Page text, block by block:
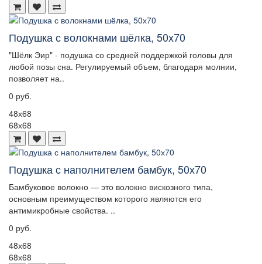
Подушка с волокнами шёлка, 50х70
"Шёлк Эир" - подушка со средней поддержкой головы для
любой позы сна. Регулируемый объем, благодаря молнии,
позволяет на..
0 руб.
48х68
68х68
Подушка с наполнителем бамбук, 50х70
Бамбуковое волокно — это волокно вискозного типа,
основным преимуществом которого являются его
антимикробные свойства. ..
0 руб.
48х68
68х68